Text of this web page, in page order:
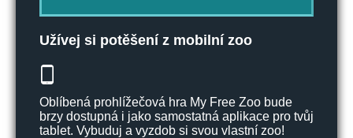
Užívej si potěšení z mobilní zoo
Oblíbená prohlížečová hra My Free Zoo bude
brzy dostupná i jako samostatná aplikace pro tvůj
tablet. Vybuduj a vyzdob si svou vlastní zoo!